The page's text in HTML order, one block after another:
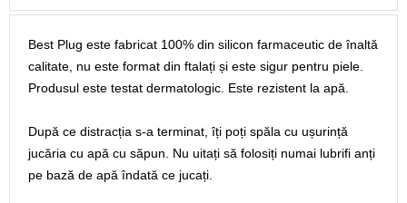
Best Plug este fabricat 100% din silicon farmaceutic de înaltă
calitate, nu este format din ftalați și este sigur pentru piele.
Produsul este testat dermatologic. Este rezistent la apă.
După ce distracția s-a terminat, îți poți spăla cu ușurință
jucăria cu apă cu săpun. Nu uitați să folosiți numai lubrifi anți
pe bază de apă îndată ce jucați.